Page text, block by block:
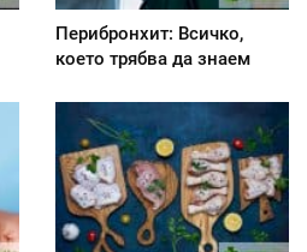
Перибронхит: Всичко,
което трябва да знаем